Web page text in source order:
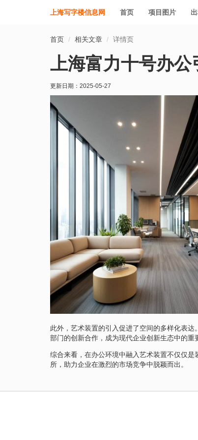
上海写字楼信息网 首页 项目图片
首页 相关文章 详情页
上海富力十号办
更新日期： 2025-05-27
此外，艺术装置的引入促进了空间的多样化表
部门的创新合作，成为现代企业创新生态中的重
综合来看，在办公环境中融入艺术装置不仅仅
所，助力企业在激烈的市场竞争中脱颖而出。